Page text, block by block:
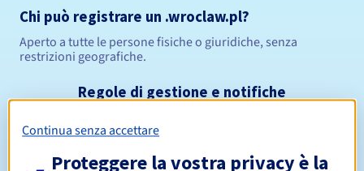
Chi può registrare un .wroclaw.pl?
Aperto a tutte le persone fisiche o giuridiche, senza
restrizioni geografiche.
Regole di gestione e notifiche
Periodo di registrazione
Continua senza accettare
Proteggere la vostra privacy è la